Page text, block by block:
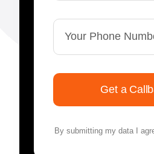
Get a
By submitting my data I